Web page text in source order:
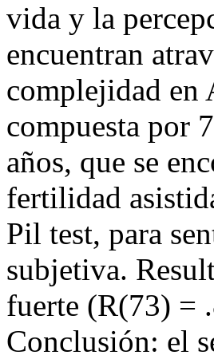
vida y la
encuentran
complejidad en
compuesta por
años, que se
fertilidad
Pil test, para
subjetiva.
fuerte (R(73) =
Conclusión: el